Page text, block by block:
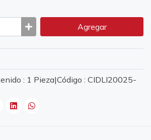
Agregar
: 1 Pieza|Código : CIDLI20025-